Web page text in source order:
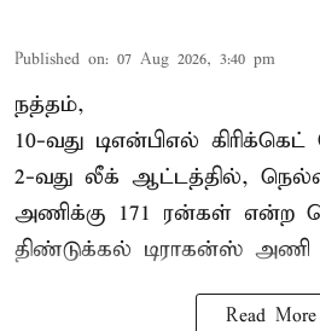
Published on: 07 Aug 2026, 3:40 pm
நத்தம்,
10-வது டிஎன்பிஎல்
2-வது லீக் ஆட்டத்தில்,
அணிக்கு 171 ரன்கள் என்ற
திண்டுக்கல் டிராகன்ஸ் அணி
Read More